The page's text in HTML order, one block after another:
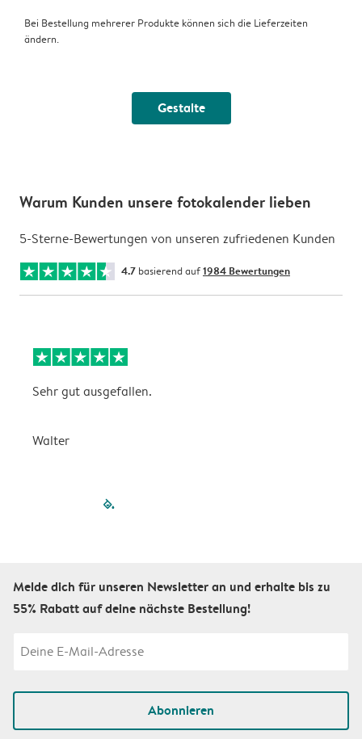
Bei Bestellung mehrerer Produkte können sich die Lieferzeiten
ändern.
Gestalte
Warum Kunden unsere fotokalender lieben
5-Sterne-Bewertungen von unseren zufriedenen Kunden
4.7 basierend auf1984 Bewertungen
Sehr gut ausgefallen.
Walter
filled-pagination
Melde dich für unseren Newsletter an und erhalte bis zu
55% Rabatt auf deine nächste Bestellung!
Abonnieren